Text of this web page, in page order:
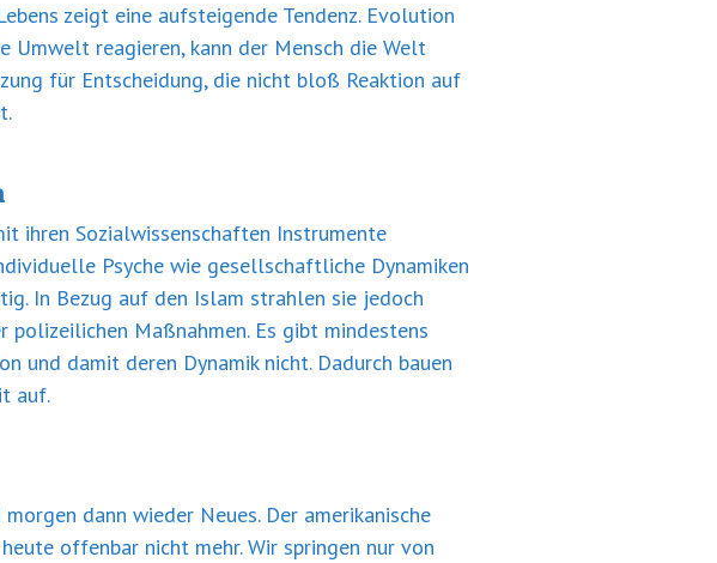
zeigt eine aufsteigende Tendenz. Evolution
Umwelt reagieren, kann der Mensch die Welt
für Entscheidung, die nicht bloß Reaktion auf
ihren Sozialwissenschaften Instrumente
Psyche wie gesellschaftliche Dynamiken
In Bezug auf den Islam strahlen sie jedoch
polizeilichen Maßnahmen. Es gibt mindestens
und damit deren Dynamik nicht. Dadurch bauen
auf.
dann wieder Neues. Der amerikanische
offenbar nicht mehr. Wir springen nur von